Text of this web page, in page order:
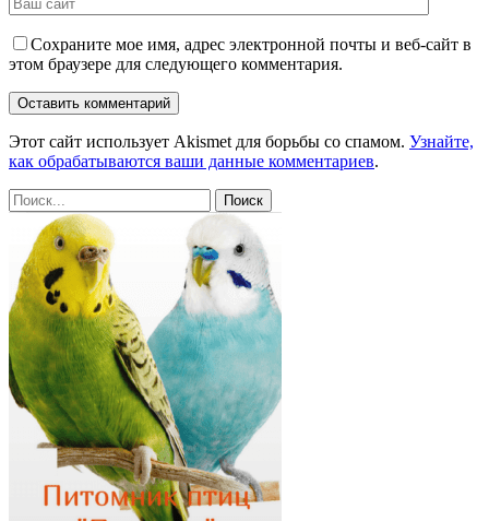
Сохраните мое имя, адрес электронной почты и веб-сайт в
этом браузере для следующего комментария.
Этот сайт использует Akismet для борьбы со спамом. Узнайте,
как обрабатываются ваши данные комментариев.